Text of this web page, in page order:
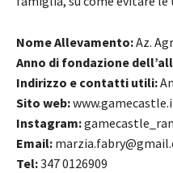
Nome Allevamento:Az.
Anno di fondazione
Indirizzo e contatti utili:
Sito web:
Instagram:
Email:
Tel:347 0126909